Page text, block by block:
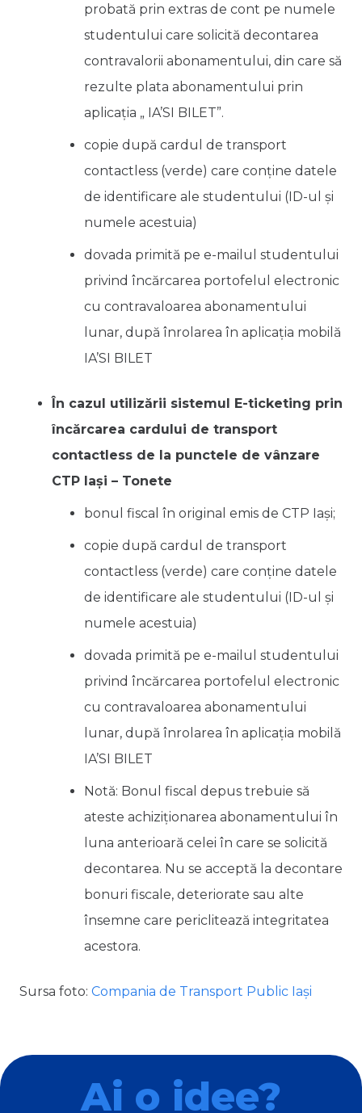
probată prin extras de cont pe numele
studentului care solicită decontarea
contravalorii abonamentului, din care să
rezulte plata abonamentului prin
aplicația „ IA’SI BILET”.
copie după cardul de transport
contactless (verde) care conține datele
de identificare ale studentului (ID-ul și
numele acestuia)
dovada primită pe e-mailul studentului
privind încărcarea portofelul electronic
cu contravaloarea abonamentului
lunar, după înrolarea în aplicația mobilă
IA’SI BILET
În cazul utilizării sistemul E-ticketing prin
încărcarea cardului de transport
contactless de la punctele de vânzare
CTP Iași – Tonete
bonul fiscal în original emis de CTP Iași;
copie după cardul de transport
contactless (verde) care conține datele
de identificare ale studentului (ID-ul și
numele acestuia)
dovada primită pe e-mailul studentului
privind încărcarea portofelul electronic
cu contravaloarea abonamentului
lunar, după înrolarea în aplicația mobilă
IA’SI BILET
Notă: Bonul fiscal depus trebuie să
ateste achiziționarea abonamentului în
luna anterioară celei în care se solicită
decontarea. Nu se acceptă la decontare
bonuri fiscale, deteriorate sau alte
însemne care periclitează integritatea
acestora.
Sursa foto: Compania de Transport Public Iași
Ai o idee?